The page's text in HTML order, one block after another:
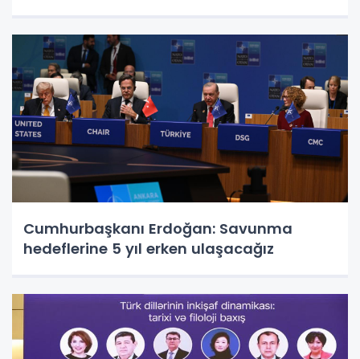
Cumhurbaşkanı Erdoğan: Savunma
hedeflerine 5 yıl erken ulaşacağız